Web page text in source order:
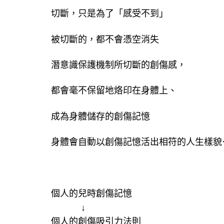
切斷，只是為了「感受不到」
被切斷的，都不會憑空消失
潛意識保護機制所切斷的創傷感，
都會毫不保留地烙印在身體上、
成為身體儲存的創傷記憶
身體會自動以創傷記憶活出相符的人生樣
個人的兒時創傷記憶
​ ​ ​ ​ ​ ​ ​ ​ ​ ​ ​ ↓
個人的創傷吸引力法則